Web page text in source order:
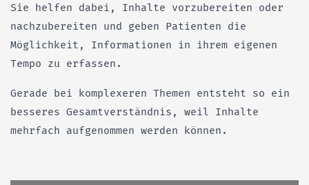
Sie helfen dabei, Inhalte vorzubereiten oder
nachzubereiten und geben Patienten die
Möglichkeit, Informationen in ihrem eigenen
Tempo zu erfassen.
Gerade bei komplexeren Themen entsteht so ein
besseres Gesamtverständnis, weil Inhalte
mehrfach aufgenommen werden können.